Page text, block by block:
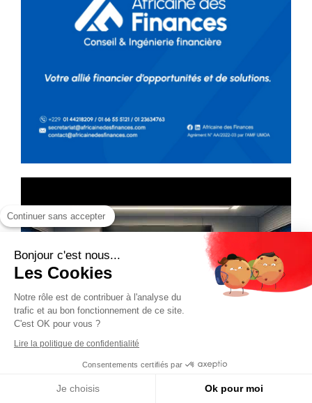
Continuer sans accepter
Bonjour c'est nous...
Les Cookies
Notre rôle est de contribuer à l'analyse du
trafic et au bon fonctionnement de ce site.
C'est OK pour vous ?
Lire la politique de confidentialité
Consentements certifiés par
Je choisis Ok pour moi